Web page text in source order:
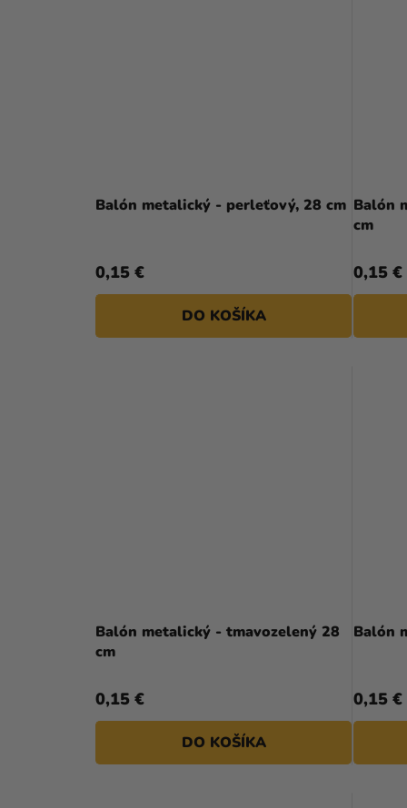
Balón metalický - perleťový, 28 cm
0,15 €
DO KOŠÍKA
Balón
cm
0,15 €
Balón metalický - tmavozelený 28
cm
0,15 €
DO KOŠÍKA
Balón
0,15 €